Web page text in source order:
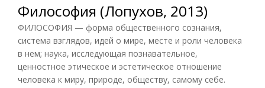
Философия (Лопухов, 2013)
ФИЛОСОФИЯ — форма общественного сознания,
система взглядов, идей о мире, месте и роли человека
в нем; наука, исследующая познавательное,
ценностное этическое и эстетическое отношение
человека к миру, природе, обществу, самому себе.